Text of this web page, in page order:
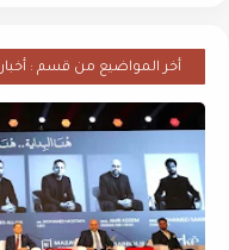
أخر المواضيع من قسم : أخبار